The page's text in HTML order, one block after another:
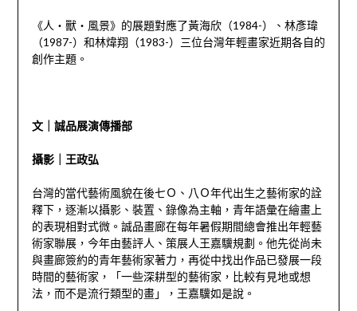
《人‧獸‧風景》的展題對應了黃海欣（1984-）、林彥瑋
（1987-）和林煒翔（1983-）三位台灣年輕畫家近期各自的
創作主題。
文｜誠品展演傳播部
攝影｜王政弘
台灣的當代藝術風貌在後七Ｏ、八Ｏ年代出生之藝術家的詮
釋下，逐漸以攝影、裝置、錄像為主軸，青年語彙在繪畫上
的表現相對式微。誠品畫廊在每年暑假期間總會推出年輕藝
術家聯展，今年由藝評人、策展人王嘉驥規劃。他先從尚未
與畫廊簽約的青年藝術家著力，再從中找出作品已發展一段
時間的藝術家，「一些深耕型的藝術家，比較有見地或想
法，而不是流行類型的畫」，王嘉驥如是說。